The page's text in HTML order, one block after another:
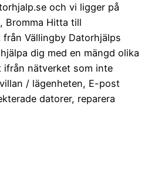
och vi ligger på
Bromma Hitta till
Vällingby Datorhjälps
dig med en mängd olika
ifrån nätverket som inte
/ lägenheten, E-post
datorer, reparera